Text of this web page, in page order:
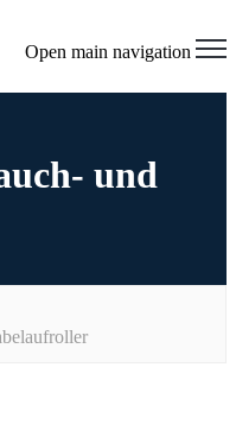
Open main navigation
und